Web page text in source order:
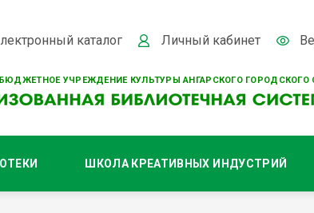
УЧРЕЖДЕНИЕ КУЛЬТУРЫ АНГАРСКОГО ГОРОДСКОГО
каталог Личный кабинет
ШКОЛА КРЕАТИВНЫХ ИНДУСТРИЙ